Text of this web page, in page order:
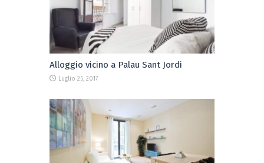
Alloggio vicino a Palau Sant Jordi
Luglio 25, 2017